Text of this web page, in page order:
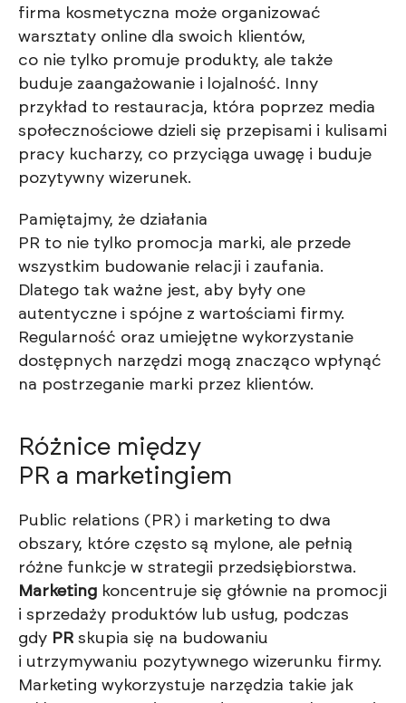
firma kosmetyczna może organizować
warsztaty online dla swoich klientów,
co nie tylko promuje produkty, ale także
buduje zaangażowanie i lojalność. Inny
przykład to restauracja, która poprzez media
społecznościowe dzieli się przepisami i kulisami
pracy kucharzy, co przyciąga uwagę i buduje
pozytywny wizerunek.
Pamiętajmy, że działania
PR to nie tylko promocja marki, ale przede
wszystkim budowanie relacji i zaufania.
Dlatego tak ważne jest, aby były one
autentyczne i spójne z wartościami firmy.
Regularność oraz umiejętne wykorzystanie
dostępnych narzędzi mogą znacząco wpłynąć
na postrzeganie marki przez klientów.
Różnice między
PR a marketingiem
Public relations (PR) i marketing to dwa
obszary, które często są mylone, ale pełnią
różne funkcje w strategii przedsiębiorstwa.
Marketing koncentruje się głównie na promocji
i sprzedaży produktów lub usług, podczas
gdy PR skupia się na budowaniu
i utrzymywaniu pozytywnego wizerunku firmy.
Marketing wykorzystuje narzędzia takie jak